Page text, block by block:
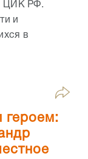
ЦИК РФ.
и
в
героем: